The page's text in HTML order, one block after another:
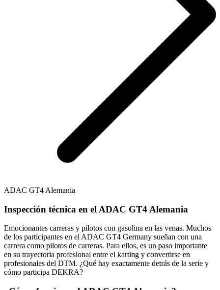
ADAC GT4 Alemania
Inspección técnica en el ADAC GT4 Alemania
Emocionantes carreras y pilotos con gasolina en las venas. Muchos
de los participantes en el ADAC GT4 Germany sueñan con una
carrera como pilotos de carreras. Para ellos, es un paso importante
en su trayectoria profesional entre el karting y convertirse en
profesionales del DTM. ¿Qué hay exactamente detrás de la serie y
cómo participa DEKRA?